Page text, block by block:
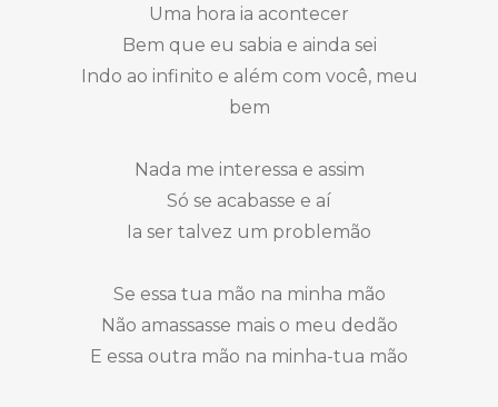
Uma hora ia acontecer
Bem que eu sabia e ainda sei
Indo ao infinito e além com você, meu
bem
Nada me interessa e assim
Só se acabasse e aí
Ia ser talvez um problemão
Se essa tua mão na minha mão
Não amassasse mais o meu dedão
E essa outra mão na minha-tua mão